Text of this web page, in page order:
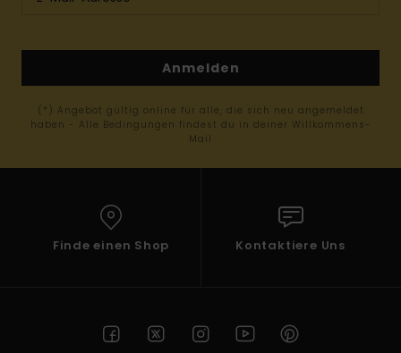
Anmelden
(*) Angebot gültig online für alle, die sich neu angemeldet
haben - Alle Bedingungen findest du in deiner Willkommens-
Mail
Finde einen Shop Kontaktiere Uns